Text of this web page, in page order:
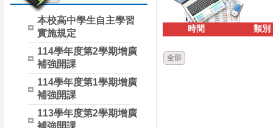
本校高中學生自主學習
實施規定
114學年度第2學期增廣
補強開課
114學年度第1學期增廣
補強開課
113學年度第2學期增廣
補強開課
時間 類別
全部